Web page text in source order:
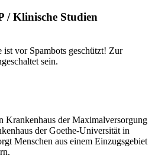
/ Klinische Studien
vor Spambots geschützt! Zur
sein.
Krankenhaus der Maximalversorgung
der Goethe-Universität in
Menschen aus einem Einzugsgebiet